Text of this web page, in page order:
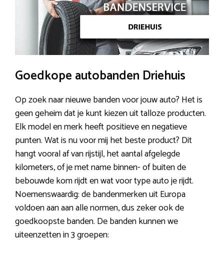
Goedkope autobanden Driehuis
Op zoek naar nieuwe banden voor jouw auto? Het is
geen geheim dat je kunt kiezen uit talloze producten.
Elk model en merk heeft positieve en negatieve
punten. Wat is nu voor mij het beste product? Dit
hangt vooral af van rijstijl, het aantal afgelegde
kilometers, of je met name binnen- of buiten de
bebouwde kom rijdt en wat voor type auto je rijdt.
Noemenswaardig: de bandenmerken uit Europa
voldoen aan aan alle normen, dus zeker ook de
goedkoopste banden. De banden kunnen we
uiteenzetten in 3 groepen: